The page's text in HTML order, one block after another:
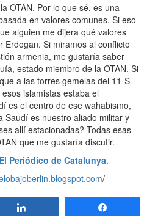
OTAN. Por lo que sé, es una
en valores comunes. Si eso
alguien me dijera qué valores
Erdogan. Si miramos al conflicto
armenia, me gustaría saber
estado miembro de la OTAN. Si
a las torres gemelas del 11-S
islamistas estaba el
es el centro de ese wahabismo,
Saudí es nuestro aliado militar y
allí estacionadas? Todas esas
que me gustaría discutir.
El Periódico de Catalunya.
/